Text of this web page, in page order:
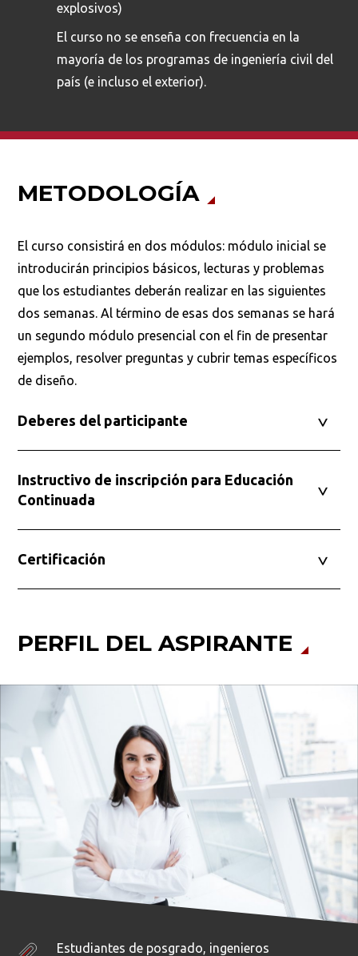
explosivos)
El curso no se enseña con frecuencia en la
mayoría de los programas de ingeniería civil del
país (e incluso el exterior).
METODOLOGÍA
El curso consistirá en dos módulos: módulo inicial se
introducirán principios básicos, lecturas y problemas
que los estudiantes deberán realizar en las siguientes
dos semanas. Al término de esas dos semanas se hará
un segundo módulo presencial con el fin de presentar
ejemplos, resolver preguntas y cubrir temas específicos
de diseño.
Deberes del participante
Instructivo de inscripción para Educación
Continuada
Certificación
PERFIL DEL ASPIRANTE
Estudiantes de posgrado, ingenieros
Busca en la escuela